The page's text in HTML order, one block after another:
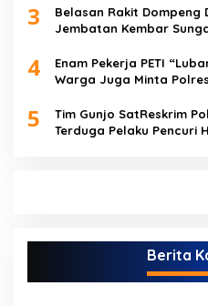
3
Belasan Rakit Dompeng
Jembatan Kembar
4
Enam Pekerja PETI
Warga Juga Minta
5
Tim Gunjo SatReskrim
Terduga Pelaku Pencuri
Berita